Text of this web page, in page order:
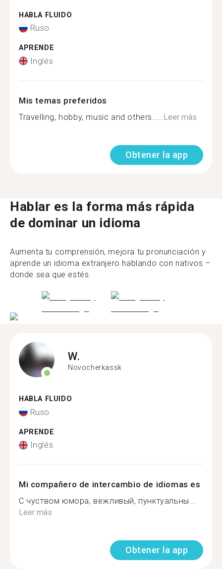
HABLA FLUIDO
Ruso
APRENDE
Inglés
Mis temas preferidos
Travelling, hobby, music and others..... Leer más
Obtener la app
Hablar es la forma más rápida
de dominar un idioma
Aumenta tu comprensión, mejora tu pronunciación y
aprende un idioma extranjero hablando con nativos –
donde sea que estés.
W.
Novocherkassk
HABLA FLUIDO
Ruso
APRENDE
Inglés
Mi compañero de intercambio de idiomas es
С чуством юмора, вежливый, пунктуальны...
Leer más
Obtener la app